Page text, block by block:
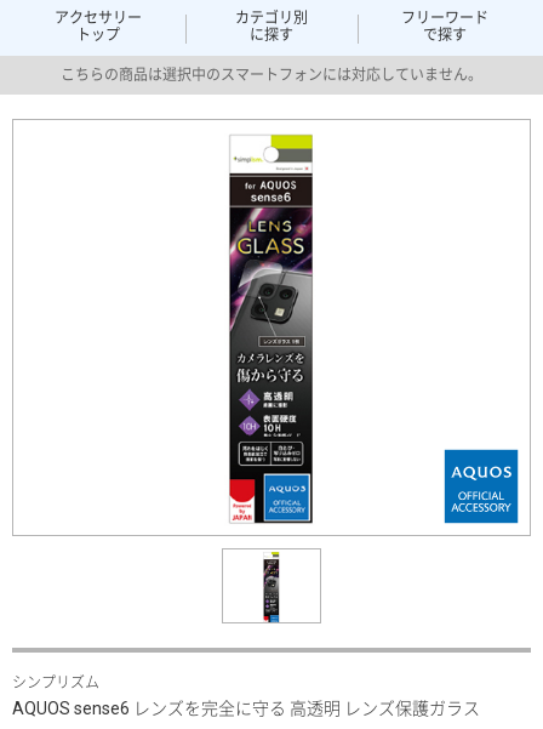
アクセサリー
トップ
カテゴリ別
に探す
フリーワード
で探す
こちらの商品は選択中のスマートフォンには対応していません。
シンプリズム
AQUOS sense6 レンズを完全に守る 高透明 レンズ保護ガラス